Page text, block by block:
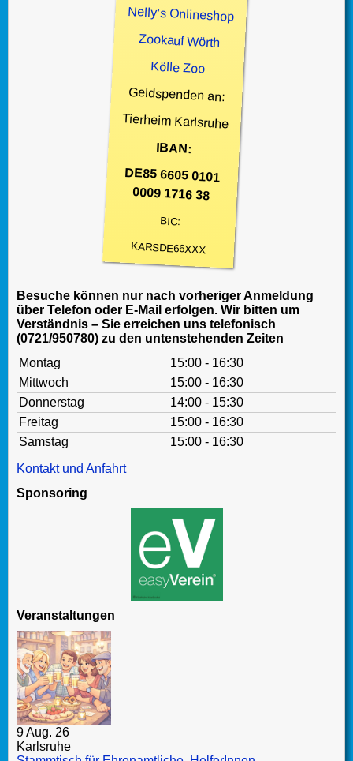
Nelly’s Onlineshop
Zookauf Wörth
Kölle Zoo
Geldspenden an:
Tierheim Karlsruhe
IBAN:
DE85 6605 0101
0009 1716 38
BIC:
KARSDE66XXX
Besuche können nur nach vorheriger Anmeldung
über Telefon oder E-Mail erfolgen. Wir bitten um
Verständnis – Sie erreichen uns telefonisch
(0721/950780) zu den untenstehenden Zeiten
Montag
15:00 - 16:30
Mittwoch
15:00 - 16:30
Donnerstag
14:00 - 15:30
Freitag
15:00 - 16:30
Samstag
15:00 - 16:30
Kontakt und Anfahrt
Sponsoring
Veranstaltungen
9 Aug. 26
Karlsruhe